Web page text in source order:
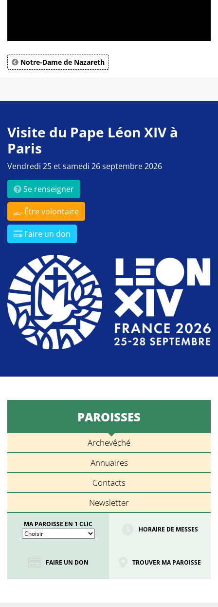
Notre-Dame de Nazareth
Visite du Pape Léon XIV à
Paris
Vendredi 25 et samedi 26 septembre 2026
Se renseigner
Être volontaire
Faire un don
PAROISSES
Archevêché
Annuaires
Contacts
Newsletter
MA PAROISSE EN 1 CLIC
HORAIRE DE MESSES
FAIRE UN DON TROUVER MA PAROISSE